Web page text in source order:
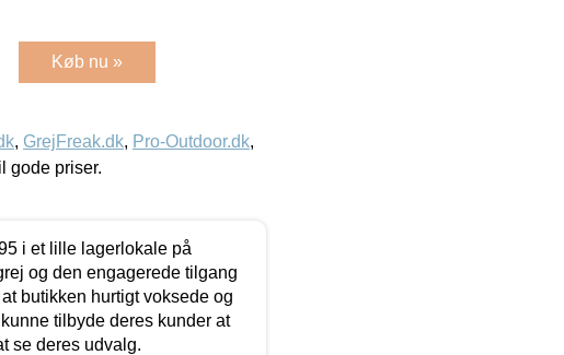
Køb nu »
, GrejFreak.dk, Pro-Outdoor.dk,
gode priser.
i et lille lagerlokale på
og den engagerede tilgang
butikken hurtigt voksede og
tilbyde deres kunder at
se deres udvalg.